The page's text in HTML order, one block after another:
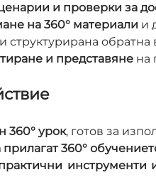
и проверки за
на 360° материали и
и структурирана обратна
и представяне на
360° урок, готов за
360°
инструменти